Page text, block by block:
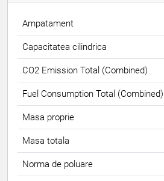
Ampatament
Capacitatea cilindrica
CO2 Emission Total (Combined)
Fuel Consumption Total (Combined)
Masa proprie
Masa totala
Norma de poluare